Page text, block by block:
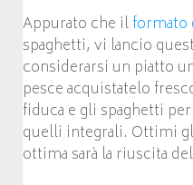
Appurato che ilformato
spaghetti, vi lancio
considerarsi un piatto
pesce acquistatelo
fiduca e gli spaghetti
quelli integrali. Ottimi
ottima sarà la riuscita